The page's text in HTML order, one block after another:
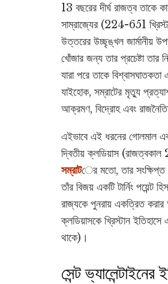
13 বছরের দীর্ঘ রাজত্ব তাকে
সাম্রাজ্যের (224-651
উত্তরের উচ্ছৃঙ্খল জার্মানীয়
খোঁজার জন্য তার প্রচেষ্টা তার
যারা পরে তাকে
যাইহোক, সম্রাটের মৃত্যু
আক্রমণ, বিদ্রোহ এবং
এইভাবে এই ধরনের গোলমাল
দ্বিতীয় ক্লডিয়াস (রাজত্বকাল
সম্রাটের মতো, তার সংক্ষিপ্ত
তাঁর বিজয় একটি টার্নিং পয়েন্ট
রাজ্যকে পুনরায় একত্রিত করার
ক্লডিয়াসকে খ্রিস্টান ইতিহাসে
থাকে)।
সেন্ট ভ্যালেন্টাইনের